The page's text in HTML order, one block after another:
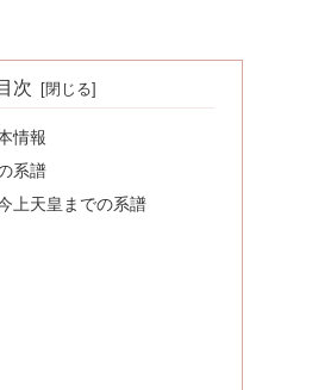
次
情報
系譜
上天皇までの系譜